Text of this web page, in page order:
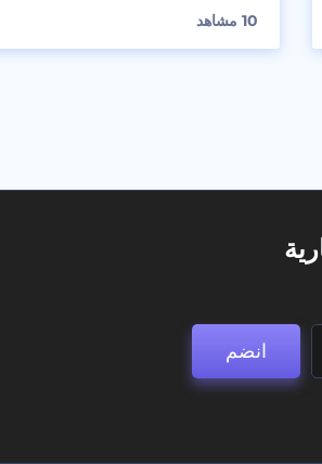
10مشاهد
انضم